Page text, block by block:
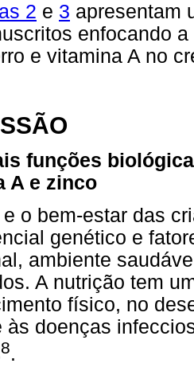
2 e 3 apresentam
enfocando
e vitamina A no
funções
A e zinco
o bem-estar das
genético e
ambiente
A nutrição tem
físico, no
às doenças
8.